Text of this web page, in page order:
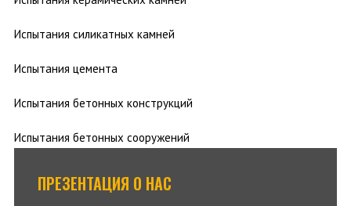
Испытания силикатных камней
Испытания цемента
Испытания бетонных конструкций
Испытания бетонных сооружений
ПРЕЗЕНТАЦИЯ О НАС